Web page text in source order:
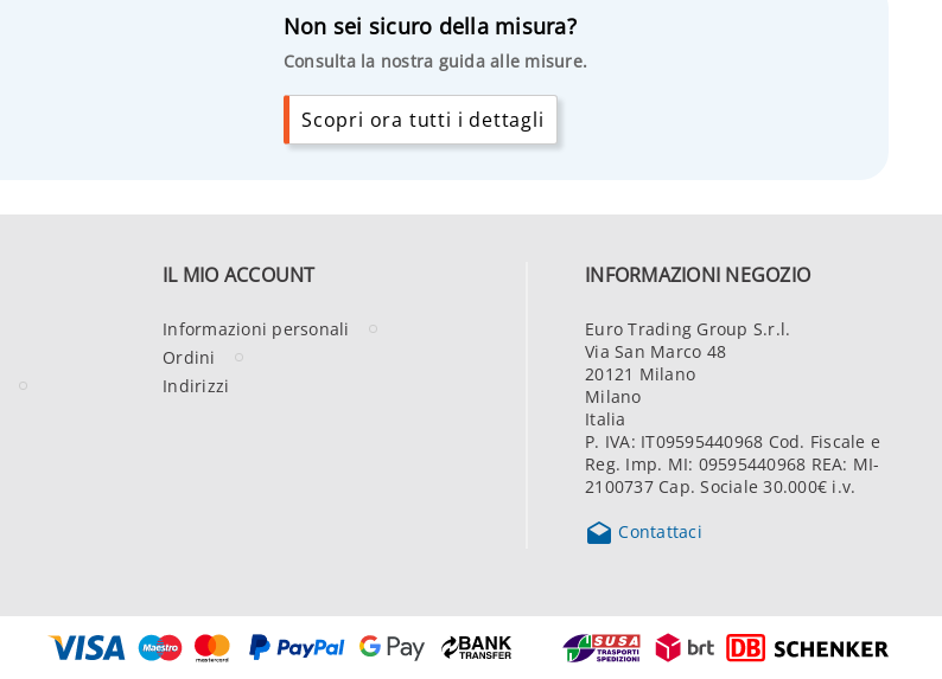
Non sei sicuro della misura?
Consulta la nostra guida alle misure.
Scopri ora tutti i dettagli
IL MIO ACCOUNT
Informazioni personali
Ordini
Indirizzi
INFORMAZIONI NEGOZIO
Euro Trading Group S.r.l.
Via San Marco 48
20121 Milano
Milano
Italia
P. IVA: IT09595440968 Cod. Fiscale e
Reg. Imp. MI: 09595440968 REA: MI-
2100737 Cap. Sociale 30.000€ i.v.
 Contattaci